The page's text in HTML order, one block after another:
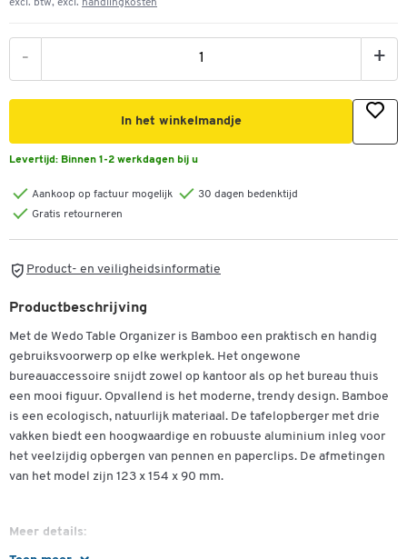
excl. btw, excl. handlingkosten
- +
In het winkelmandje
Levertijd: Binnen 1-2 werkdagen bij u
Aankoop op factuur mogelijk
30 dagen bedenktijd
Gratis retourneren
Product- en veiligheidsinformatie
Productbeschrijving
Met de Wedo Table Organizer is Bamboo een praktisch en handig
gebruiksvoorwerp op elke werkplek. Het ongewone
bureauaccessoire snijdt zowel op kantoor als op het bureau thuis
een mooi figuur. Opvallend is het moderne, trendy design. Bamboe
is een ecologisch, natuurlijk materiaal. De tafelopberger met drie
vakken biedt een hoogwaardige en robuuste aluminium inleg voor
het veelzijdig opbergen van pennen en paperclips. De afmetingen
van het model zijn 123 x 154 x 90 mm.
Meer details: